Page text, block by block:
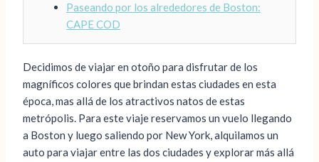
Paseando por los alrededores de Boston:
CAPE COD
Decidimos de viajar en otoño para disfrutar de los
magníficos colores que brindan estas ciudades en esta
época, mas allá de los atractivos natos de estas
metrópolis. Para este viaje reservamos un vuelo llegando
a Boston y luego saliendo por New York, alquilamos un
auto para viajar entre las dos ciudades y explorar más allá